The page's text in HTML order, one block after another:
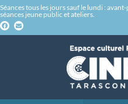
Séances tous les jours sauf le lundi :
séances jeune public et ateliers.